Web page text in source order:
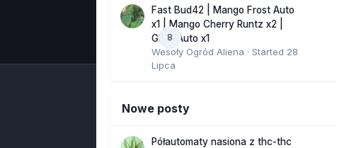
8
Fast Bud42 | Mango Frost Auto
x1 | Mango Cherry Runtz x2 |
GMO Auto x1
Wesoły Ogród Aliena · Started 28
Lipca
Nowe posty
Półautomaty nasiona z thc-thc